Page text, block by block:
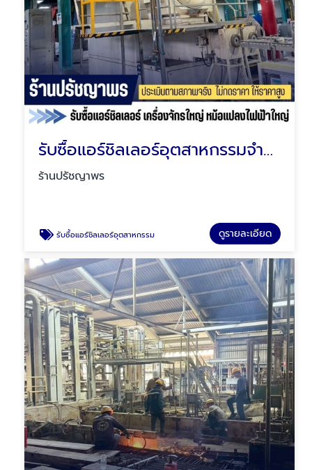
รับซื้อแอร์ชิลเลอร์อุตสาหกรรมจำนวนมาก
ร้านปรัชญาพร
รับซื้อแอร์ชิลเลอร์อุตสาหกรรม ดูรายละเอียด